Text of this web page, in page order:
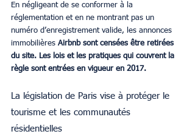
En négligeant de se conformer à la
réglementation et en ne montrant pas un
numéro d’enregistrement valide, les annonces
immobilières Airbnb sont censées être retirées
du site. Les lois et les pratiques qui couvrent la
règle sont entrées en vigueur en 2017.
La législation de Paris vise à protéger le
tourisme et les communautés
résidentielles